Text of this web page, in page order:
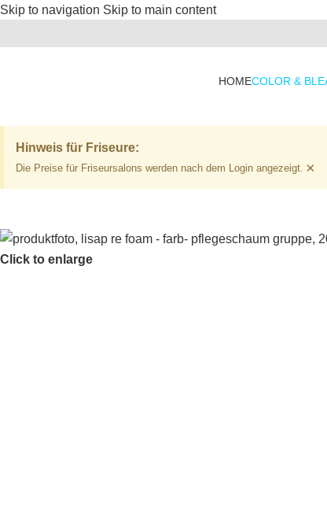
Skip to navigation Skip to main content
HOMECOLOR &
Hinweis für Friseure:
Die Preise für Friseursalons werden nach dem Login angezeigt. ×
Click to enlarge